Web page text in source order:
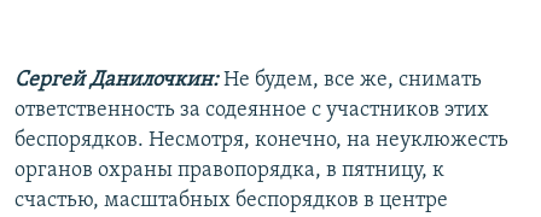
Сергей Данилочкин:Не будем, все же, снимать
ответственность за содеянное с участников этих
беспорядков. Несмотря, конечно, на неуклюжесть
органов охраны правопорядка, в пятницу, к
счастью, масштабных беспорядков в центре